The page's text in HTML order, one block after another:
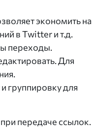
экономить на
в Twitter и т.д.
переходы.
Для
группировку для
передаче ссылок.